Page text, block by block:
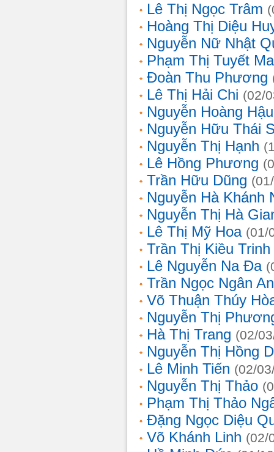
Lê Thị Ngọc Trâm
Hoàng Thị Diệu
Nguyễn Nữ Nhật
Phạm Thị Tuyết
Đoàn Thu Phương
Lê Thị Hải Chi (02/
Nguyễn Hoàng Hậu
Nguyễn Hữu Thái
Nguyễn Thị Hạnh
Lê Hồng Phương
Trần Hữu Dũng
Nguyễn Hà Khánh
Nguyễn Thị Hà
Lê Thị Mỹ Hoa (01/
Trần Thị Kiều Trinh
Lê Nguyễn Na Đa
Trần Ngọc Ngân
Võ Thuận Thúy
Nguyễn Thị
Hà Thị Trang (02/
Nguyễn Thị Hồng
Lê Minh Tiến (02/
Nguyễn Thị Thảo
Phạm Thị Thảo
Đặng Ngọc Diệu
Võ Khánh Linh (02/